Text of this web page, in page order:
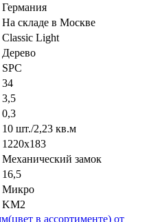
Германия
На складе в Москве
Classic Light
Дерево
SPC
34
3,5
0,3
10 шт./2,23 кв.м
1220х183
Механический замок
16,5
Микро
KM2